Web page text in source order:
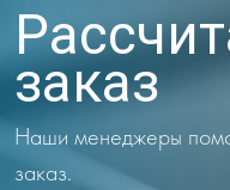
заказ
Наши менеджеры
заказ.